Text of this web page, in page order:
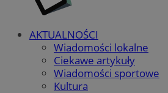
AKTUALNOŚCI
Wiadomości lokalne
Ciekawe artykuły
Wiadomości sportowe
Kultura